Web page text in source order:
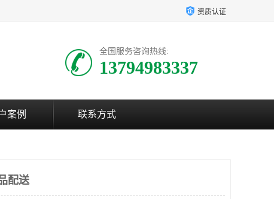
资质认证
全国服务咨询热线:
13794983337
案例 联系方式
配送